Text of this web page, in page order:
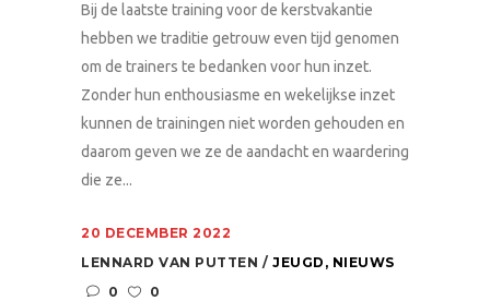
Bij de laatste training voor de kerstvakantie
hebben we traditie getrouw even tijd genomen
om de trainers te bedanken voor hun inzet.
Zonder hun enthousiasme en wekelijkse inzet
kunnen de trainingen niet worden gehouden en
daarom geven we ze de aandacht en waardering
die ze...
20 DECEMBER 2022
LENNARD VAN PUTTEN
JEUGD , NIEUWS
0
0